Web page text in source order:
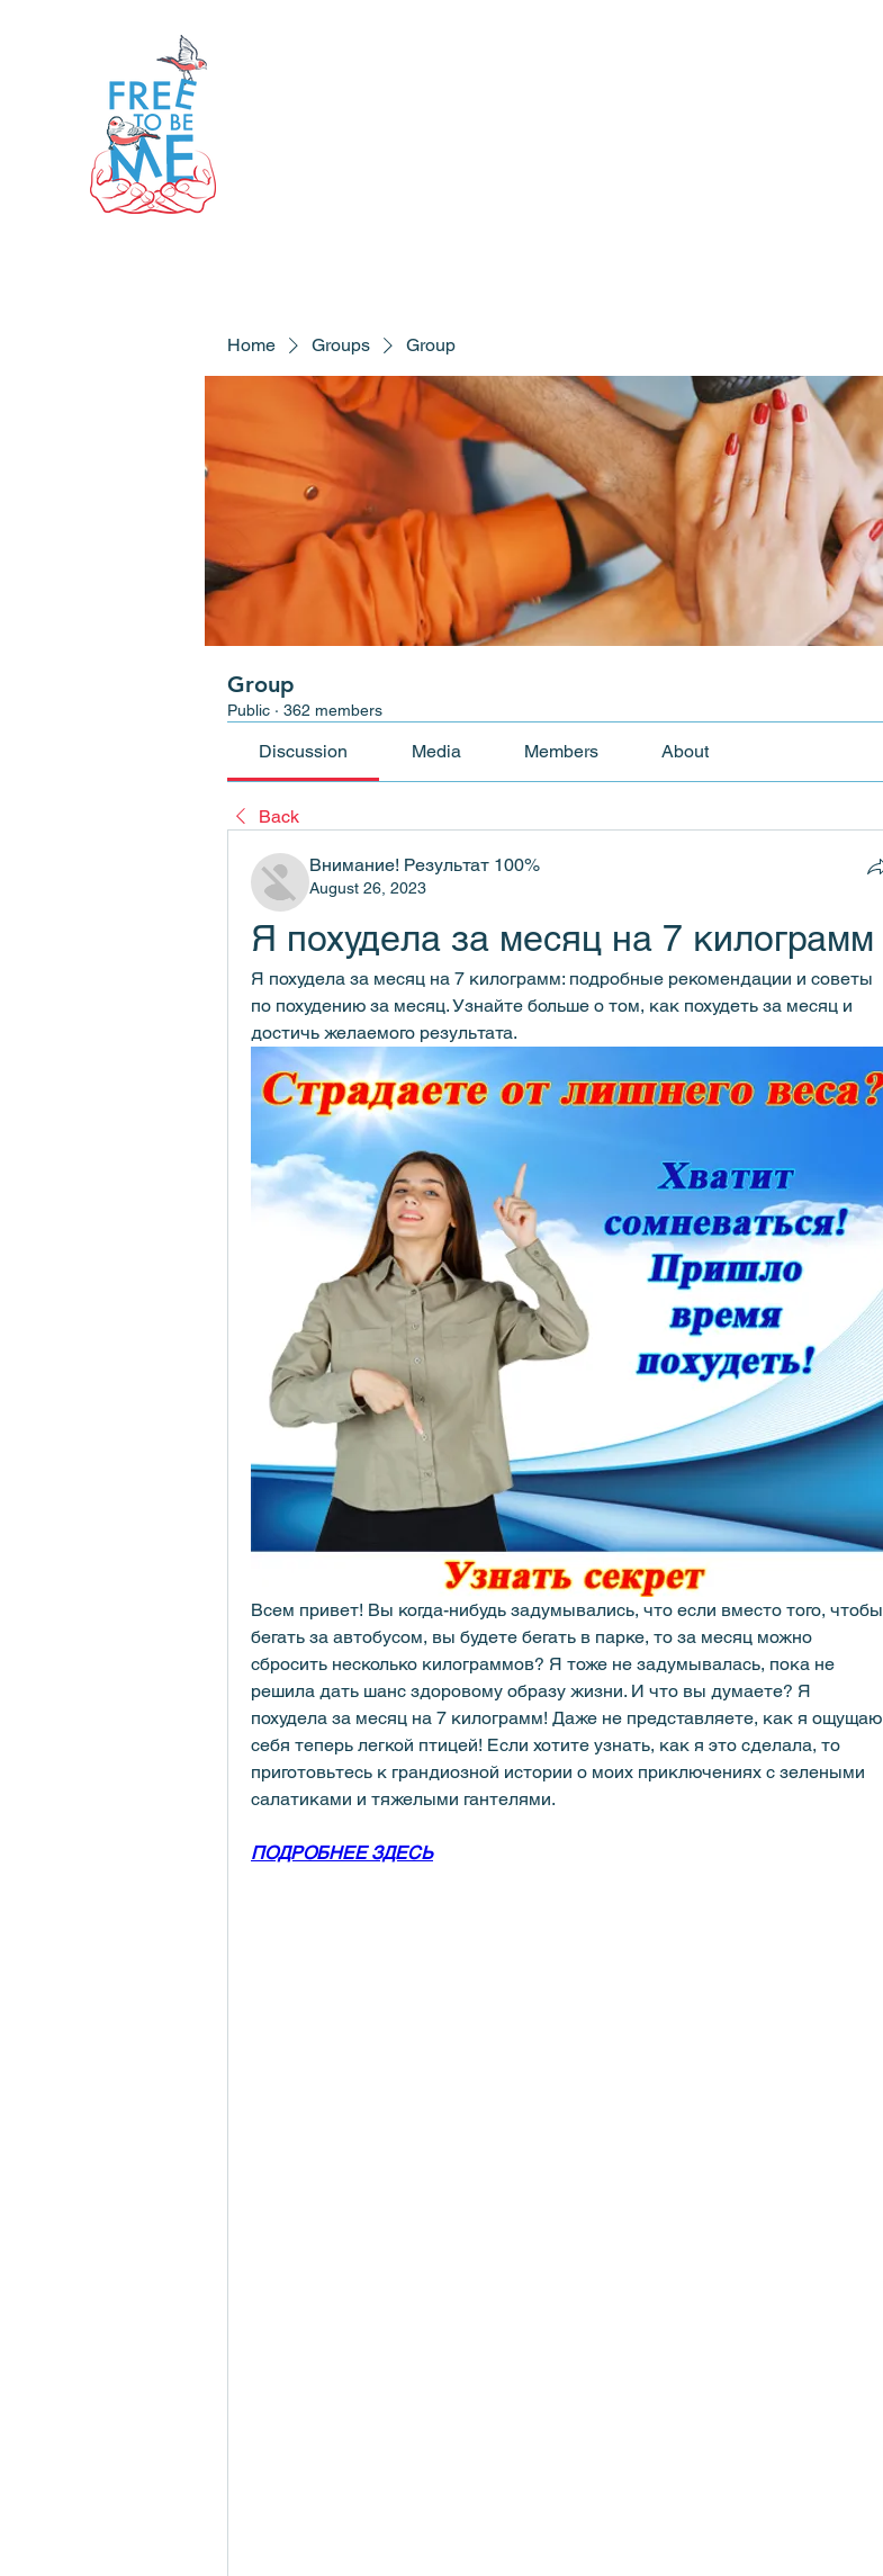
Home Groups Group
Group
Public · 362 members
Discussion Media Members About
Back
Внимание! Результат 100%
August 26, 2023
Я похудела за месяц на 7 килограмм
Я похудела за месяц на 7 килограмм: подробные рекомендации и советы
по похудению за месяц. Узнайте больше о том, как похудеть за месяц и
достичь желаемого результата.
Всем привет! Вы когда-нибудь задумывались, что если вместо того, чтобы
бегать за автобусом, вы будете бегать в парке, то за месяц можно
сбросить несколько килограммов? Я тоже не задумывалась, пока не
решила дать шанс здоровому образу жизни. И что вы думаете? Я
похудела за месяц на 7 килограмм! Даже не представляете, как я ощущаю
себя теперь легкой птицей! Если хотите узнать, как я это сделала, то
приготовьтесь к грандиозной истории о моих приключениях с зелеными
салатиками и тяжелыми гантелями.
ПОДРОБНЕЕ ЗДЕСЬ